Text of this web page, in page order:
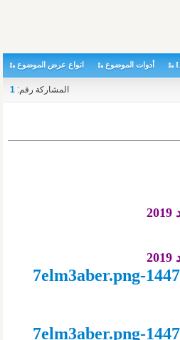
أدوات الموضوع انواع عرض الموضوع
المشاركة رقم: 1